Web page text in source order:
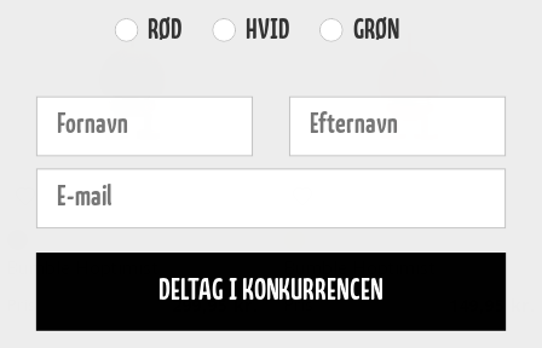
299,95 kr. Pris
Farvevalg
RØD HVID GRØN
Fornavn Efternavn
E-mail
DELTAG I KONKURRENCEN